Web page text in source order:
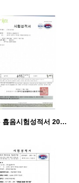
rpp-eco 흡음시험성적서 2015.11.17